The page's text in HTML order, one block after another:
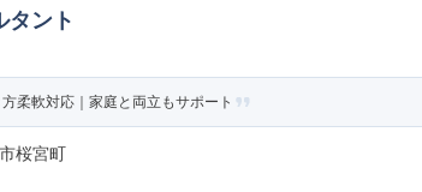
タント
柔軟対応｜家庭と両立もサポート
桜宮町